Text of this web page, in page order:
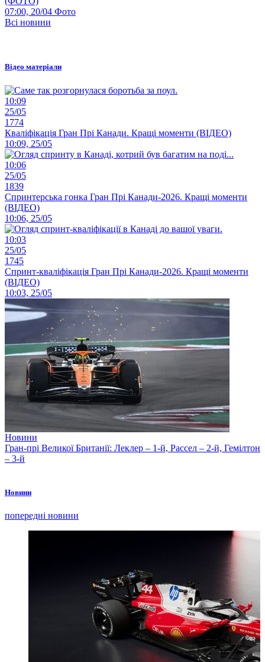
07:00, 20/04 Фото
Всі новини
Відео матеріали
10:09
25/05
1774
Кваліфікація Гран Прі Канади. Кращі моменти (ВІДЕО)
10:09, 25/05
10:06
25/05
1839
Спринтерська гонка Гран Прі Канади-2026. Кращі моменти
(ВІДЕО)
10:06, 25/05
10:03
25/05
1745
Спринт-кваліфікація Гран Прі Канади-2026. Кращі моменти
(ВІДЕО)
10:03, 25/05
Новини
Гран-прі Великої Британії: Леклер – 1-й, Рассел – 2-й, Гемілтон
– 3-й
Новини
попередні новини